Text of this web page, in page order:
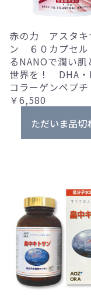
赤の力 アスタキ
ン ６０カプセ
るNANOで潤い肌
世界を！ DHA
コラーゲンペプチ
￥6,580
ただいま品切